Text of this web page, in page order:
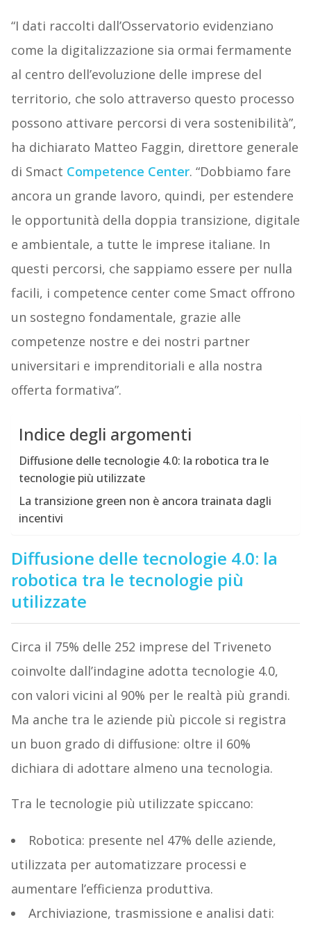
“I dati raccolti dall’Osservatorio evidenziano
come la digitalizzazione sia ormai fermamente
al centro dell’evoluzione delle imprese del
territorio, che solo attraverso questo processo
possono attivare percorsi di vera sostenibilità”,
ha dichiarato Matteo Faggin, direttore generale
di Smact Competence Center. “Dobbiamo fare
ancora un grande lavoro, quindi, per estendere
le opportunità della doppia transizione, digitale
e ambientale, a tutte le imprese italiane. In
questi percorsi, che sappiamo essere per nulla
facili, i competence center come Smact offrono
un sostegno fondamentale, grazie alle
competenze nostre e dei nostri partner
universitari e imprenditoriali e alla nostra
offerta formativa”.
Indice degli argomenti
Diffusione delle tecnologie 4.0: la robotica tra le
tecnologie più utilizzate
La transizione green non è ancora trainata dagli
incentivi
Diffusione delle tecnologie 4.0: la
robotica tra le tecnologie più
utilizzate
Circa il 75% delle 252 imprese del Triveneto
coinvolte dall’indagine adotta tecnologie 4.0,
con valori vicini al 90% per le realtà più grandi.
Ma anche tra le aziende più piccole si registra
un buon grado di diffusione: oltre il 60%
dichiara di adottare almeno una tecnologia.
Tra le tecnologie più utilizzate spiccano:
Robotica: presente nel 47% delle aziende,
utilizzata per automatizzare processi e
aumentare l’efficienza produttiva.
Archiviazione, trasmissione e analisi dati: